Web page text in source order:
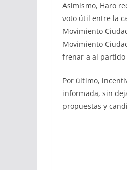
Asimismo, Haro
voto útil entre la
Movimiento
Movimiento
frenar a al partido
Por último,
informada, sin
propuestas y